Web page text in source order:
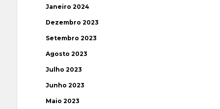
Janeiro 2024
Dezembro 2023
Setembro 2023
Agosto 2023
Julho 2023
Junho 2023
Maio 2023